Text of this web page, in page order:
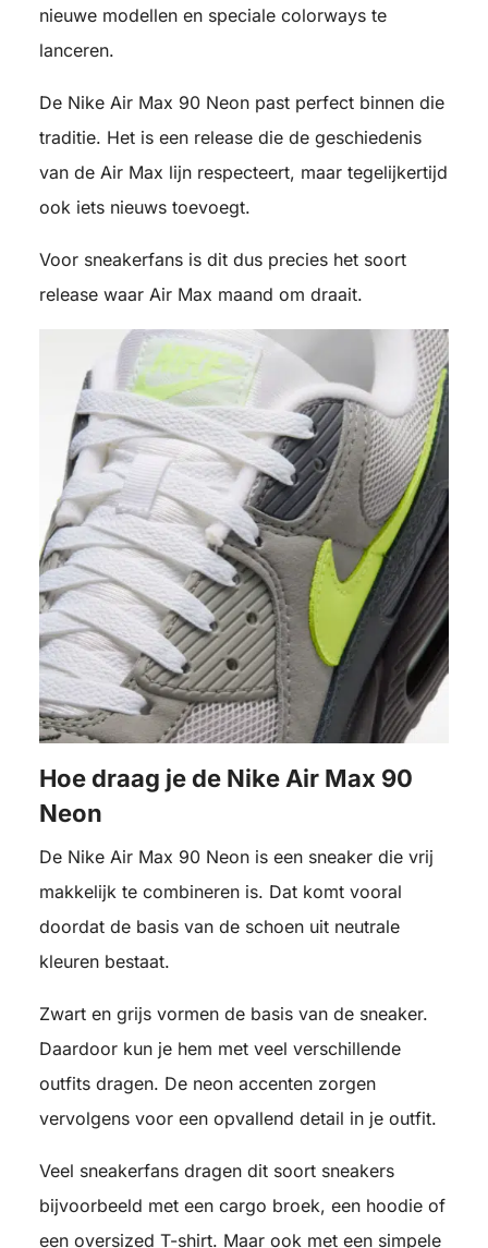
nieuwe modellen en speciale colorways te
lanceren.
De Nike Air Max 90 Neon past perfect binnen die
traditie. Het is een release die de geschiedenis
van de Air Max lijn respecteert, maar tegelijkertijd
ook iets nieuws toevoegt.
Voor sneakerfans is dit dus precies het soort
release waar Air Max maand om draait.
Hoe draag je de Nike Air Max 90
Neon
De Nike Air Max 90 Neon is een sneaker die vrij
makkelijk te combineren is. Dat komt vooral
doordat de basis van de schoen uit neutrale
kleuren bestaat.
Zwart en grijs vormen de basis van de sneaker.
Daardoor kun je hem met veel verschillende
outfits dragen. De neon accenten zorgen
vervolgens voor een opvallend detail in je outfit.
Veel sneakerfans dragen dit soort sneakers
bijvoorbeeld met een cargo broek, een hoodie of
een oversized T-shirt. Maar ook met een simpele